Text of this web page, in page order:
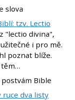
slova
tzv. Lectio
"lectio divina",
i pro mě.
poznat blíže.
těm…
Bible
ruce dva listy